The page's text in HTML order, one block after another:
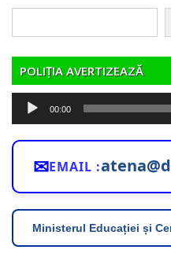
POLIȚIA AVERTIZEAZĂ
Player
audio
00:00
✉EMAIL :
Ministerul Educației și